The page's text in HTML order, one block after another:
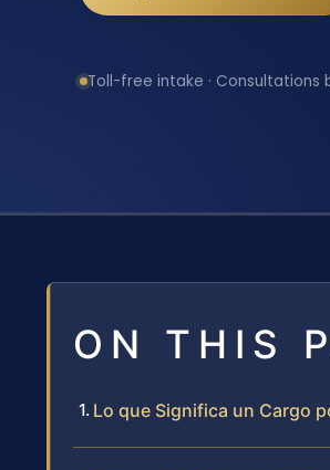
Toll-free intake · Consultations
ON THIS
Lo que Significa un Cargo